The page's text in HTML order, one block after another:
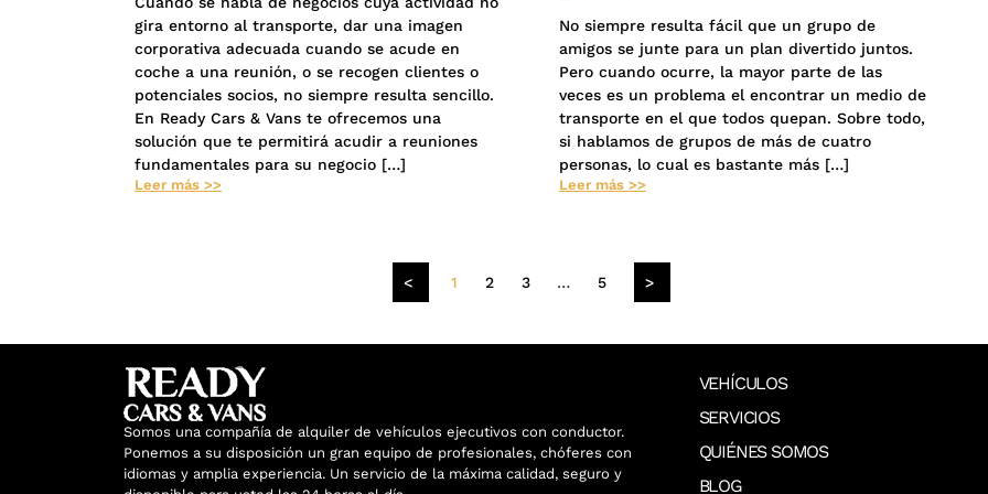
gira entorno al transporte, dar una imagen
corporativa adecuada cuando se acude en
coche a una reunión, o se recogen clientes o
potenciales socios, no siempre resulta sencillo.
En Ready Cars & Vans te ofrecemos una
solución que te permitirá acudir a reuniones
fundamentales para su negocio […]
Leer más >>
No siempre resulta fácil que un grupo de
amigos se junte para un plan divertido juntos.
Pero cuando ocurre, la mayor parte de las
veces es un problema el encontrar un medio de
transporte en el que todos quepan. Sobre todo,
si hablamos de grupos de más de cuatro
personas, lo cual es bastante más […]
Leer más >>
< 1 2 3 … 5 >
Somos una compañía de alquiler de vehículos ejecutivos con conductor.
Ponemos a su disposición un gran equipo de profesionales, chóferes con
idiomas y amplia experiencia. Un servicio de la máxima calidad, seguro y
VEHÍCULOS
SERVICIOS
QUIÉNES SOMOS
BLOG